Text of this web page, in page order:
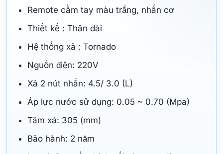
Remote cầm tay màu trắng, nhấn cơ
Thiết kế : Thân dài
Hệ thống xả : Tornado
Nguồn điện: 220V
Xả 2 nút nhấn: 4.5/ 3.0 (L)
Áp lực nước sử dụng: 0.05 ~ 0.70 (Mpa)
Tâm xả: 305 (mm)
Bảo hành: 2 năm